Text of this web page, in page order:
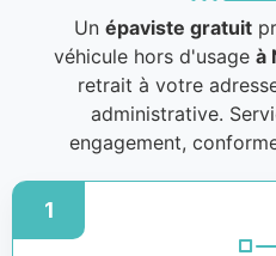
Unépaviste gratuit
véhicule hors d'usageà
retrait à votre
administrative.
engagement,
1